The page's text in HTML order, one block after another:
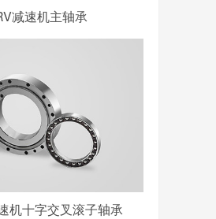
减速机主轴承
机十字交叉滚子轴承